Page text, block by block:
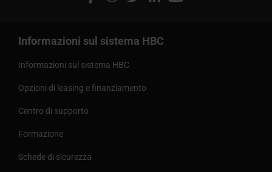
Informazioni sul sistema HBC
Informazioni sul sistema HBC
Opzioni di leasing e finanziamento
Centro di supporto
Formazione
Schede di sicurezza